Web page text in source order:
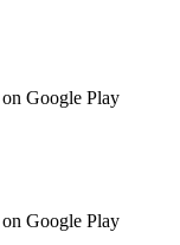
Google Play
Google Play